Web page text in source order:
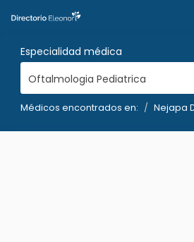
Especialidad médica
Oftalmologia Pediatrica
Médicos encontrados en: Nejapa